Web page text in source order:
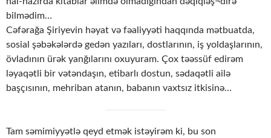
bilmədim…
Cəfərağa Şiriyevin həyat və fəaliyyəti haqqında mətbuatda,
sosial şəbəkələrdə gedən yazıları, dostlarının, iş yoldaşlarının,
övladının ürək yanğılarını oxuyuram. Çox təəssüf edirəm
ləyaqətli bir vətəndaşın, etibarlı dostun, sədaqətli ailə
başçısının, mehriban atanın, babanın vaxtsız itkisinə…
Tam səmimiyyətlə qeyd etmək istəyirəm ki, bu son